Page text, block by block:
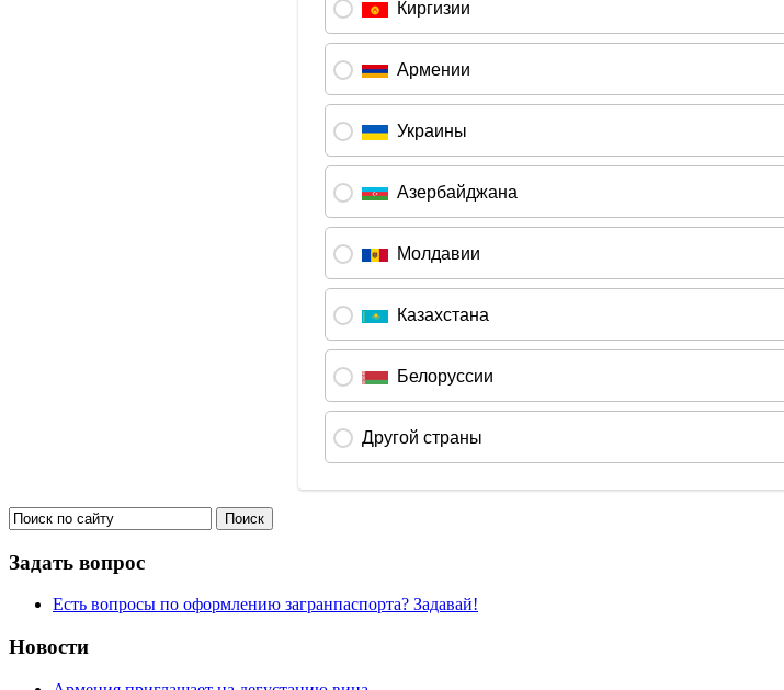
Задать вопрос
Есть вопросы по оформлению загранпаспорта? Задавай!
Новости